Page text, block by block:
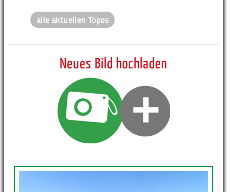
alle aktuellen Topos
Neues Bild hochladen